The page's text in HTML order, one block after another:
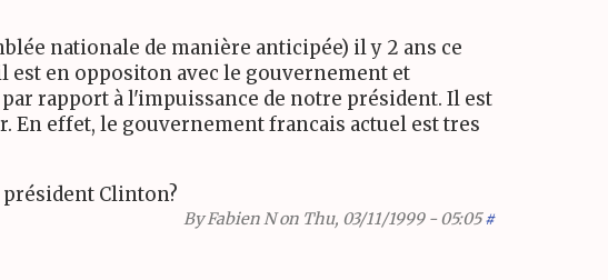
nationale de manière anticipée) il y 2 ans ce
est en oppositon avec le gouvernement et
rapport à l'impuissance de notre président. Il est
En effet, le gouvernement francais actuel est tres
Clinton?
ByFabien Non Thu, 03/11/1999 - 05:05 #